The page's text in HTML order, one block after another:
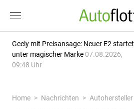
Geely mit Preisansage: Neuer E2 startet
unter magischer Marke 07.08.2026,
09:48 Uhr
Home Nachrichten
Autohersteller